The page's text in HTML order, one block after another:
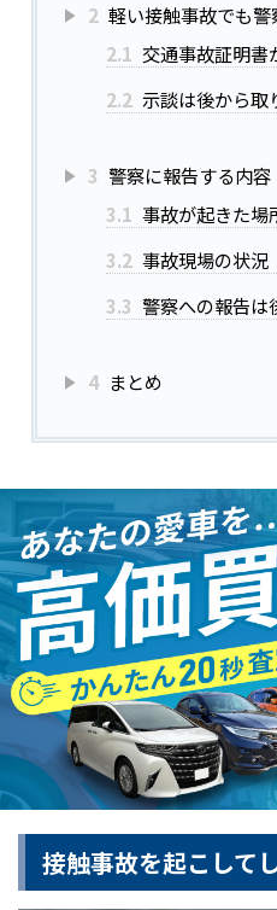
2 軽い接触事故でも
2.1 交通事故証明書
2.2 示談は後から取
3 警察に報告する内容
3.1 事故が起きた場
3.2 事故現場の状況
3.3 警察への報告は
4 まとめ
接触事故を起こして